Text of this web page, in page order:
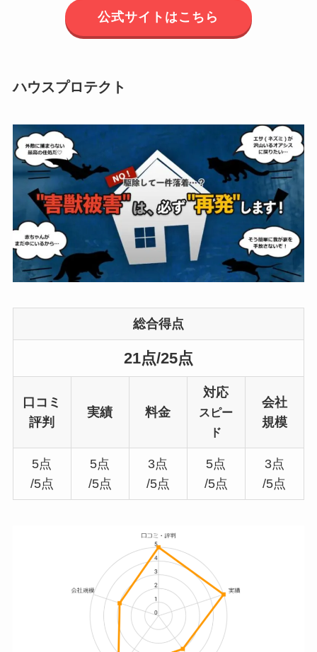
公式サイトはこちら
ハウスプロテクト
総合得点
21点/25点
口コミ
評判
実績 料金
対応
スピー
ド
会社
規模
5点
/5点
5点
/5点
3点
/5点
5点
/5点
3点
/5点